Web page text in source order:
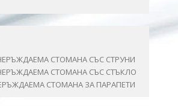
СТОМАНА СЪС СТРУНИ
СТОМАНА СЪС СТЪКЛО
СТОМАНА ЗА ПАРАПЕТИ